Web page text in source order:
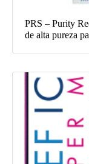
PRS – Purity
de alta pureza